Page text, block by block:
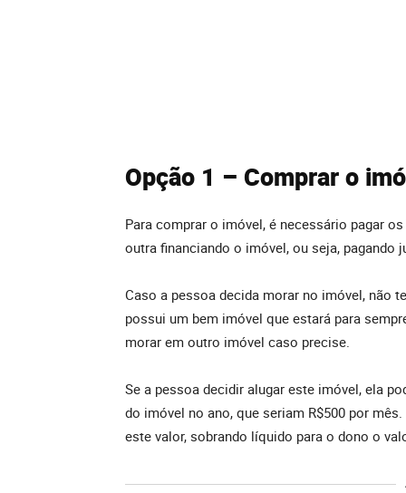
Opção 1 – Comprar o
Para comprar o imóvel, é necessário pagar
outra financiando o imóvel, ou seja, pagando
Caso a pessoa decida morar no imóvel, não
possui um bem imóvel que estará para
morar em outro imóvel caso precise.
Se a pessoa decidir alugar este imóvel, ela
do imóvel no ano, que seriam R$500 por
este valor, sobrando líquido para o dono o